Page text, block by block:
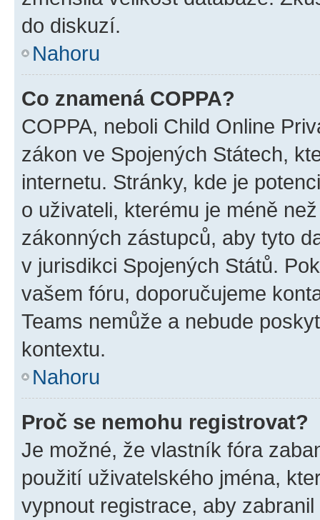
do diskuzí.
Nahoru
Co znamená COPPA?
COPPA, neboli Child Online
zákon ve Spojených Státech,
internetu. Stránky, kde je
o uživateli, kterému je méně
zákonných zástupců, aby tyto
v jurisdikci Spojených Států.
vašem fóru, doporučujeme
Teams nemůže a nebude
kontextu.
Nahoru
Proč se nemohu registrovat?
Je možné, že vlastník fóra
použití uživatelského jména,
vypnout registrace, aby